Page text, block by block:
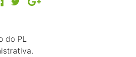
do PL